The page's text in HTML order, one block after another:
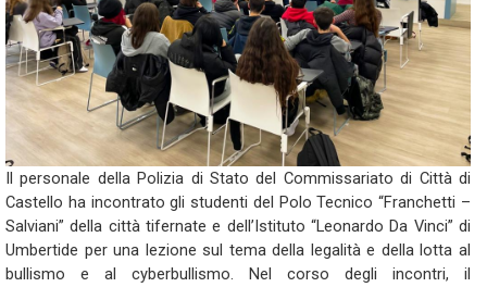
Il personale della Polizia di Stato del Commissariato di Città di
Castello ha incontrato gli studenti del Polo Tecnico “Franchetti –
Salviani” della città tifernate e dell’Istituto “Leonardo Da Vinci” di
Umbertide per una lezione sul tema della legalità e della lotta al
bullismo e al cyberbullismo. Nel corso degli incontri, il